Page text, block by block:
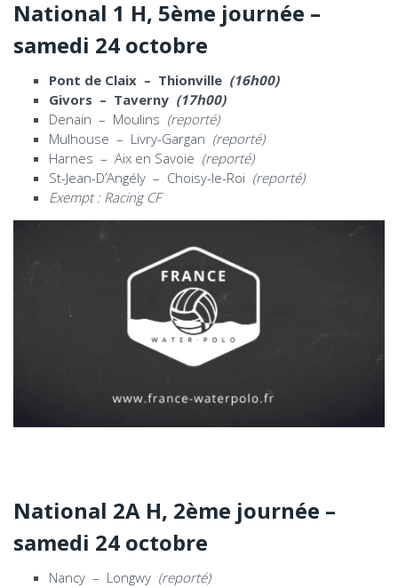
National 1 H, 5ème journée –
samedi 24 octobre
Pont de Claix – Thionville (16h00)
Givors – Taverny (17h00)
Denain – Moulins (reporté)
Mulhouse – Livry-Gargan (reporté)
Harnes – Aix en Savoie (reporté)
St-Jean-D’Angély – Choisy-le-Roi (reporté)
Exempt : Racing CF
National 2A H, 2ème journée –
samedi 24 octobre
Nancy – Longwy (reporté)